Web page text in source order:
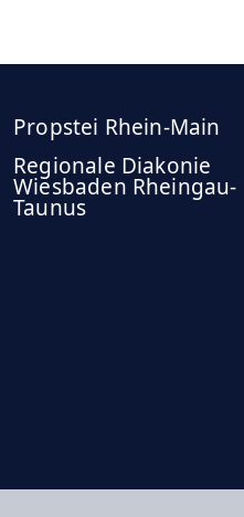
Propstei Rhein-Main
Regionale Diakonie
Wiesbaden Rheingau-
Taunus